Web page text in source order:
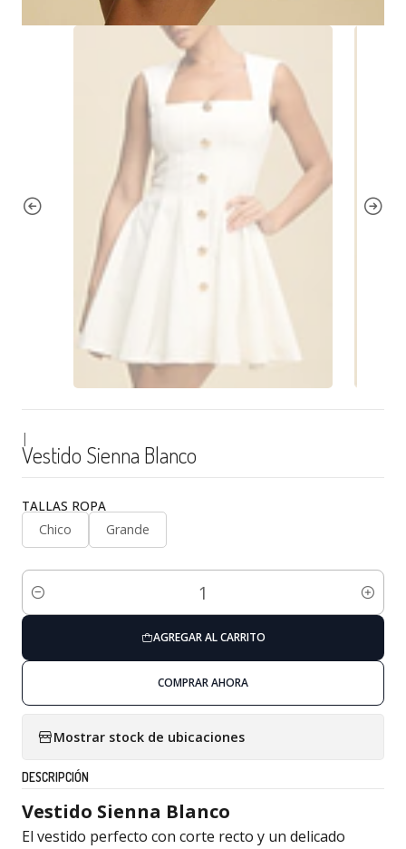
|
Vestido Sienna Blanco
TALLAS ROPA
Chico
Grande
Cantidad
AGREGAR AL CARRITO
COMPRAR AHORA
Mostrar stock de ubicaciones
DESCRIPCIÓN
Vestido Sienna Blanco
El vestido perfecto con corte recto y un delicado